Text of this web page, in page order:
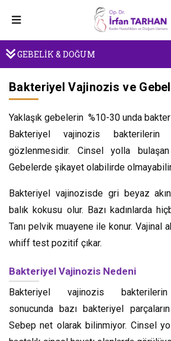
GEBELİK & DOĞUM
Bakteriyel Vajinozis ve
Yaklaşık gebelerin %10-30 unda
Bakteriyel vajinozis bakterilerin
gözlenmesidir. Cinsel yolla
Gebelerde şikayet olabilirde
Bakteriyel vajinozisde gri beyaz
balık kokusu olur. Bazı kadınlarda
Tanı pelvik muayene ile konur. Vajinal
whiff test pozitif çıkar.
Bakteriyel Vajinozis Nedeni
Bakteriyel vajinozis
sonucunda bazı bakteriyel
Sebep net olarak bilinmiyor. Cinsel